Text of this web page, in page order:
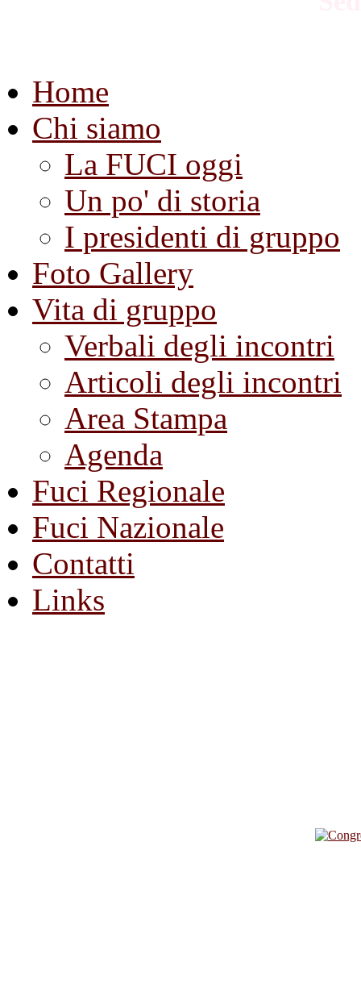
Home
Chi siamo
La FUCI oggi
Un po' di storia
I presidenti di gruppo
Foto Gallery
Vita di gruppo
Verbali degli incontri
Articoli degli incontri
Area Stampa
Agenda
Fuci Regionale
Fuci Nazionale
Contatti
Links